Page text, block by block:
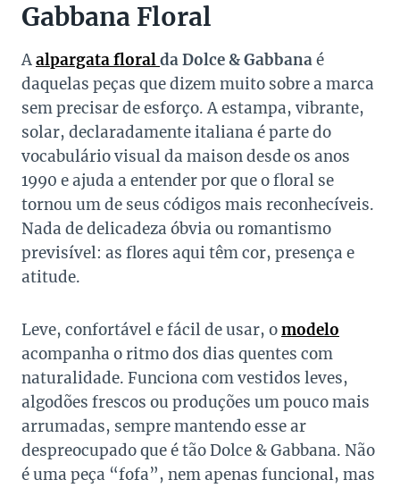
Gabbana Floral
Aalpargata floralda Dolce & Gabbanaé
daquelas peças que dizem muito sobre a marca
sem precisar de esforço. A estampa, vibrante,
solar, declaradamente italiana é parte do
vocabulário visual da maison desde os anos
1990 e ajuda a entender por que o floral se
tornou um de seus códigos mais reconhecíveis.
Nada de delicadeza óbvia ou romantismo
previsível: as flores aqui têm cor, presença e
atitude.
Leve, confortável e fácil de usar, omodelo
acompanha o ritmo dos dias quentes com
naturalidade. Funciona com vestidos leves,
algodões frescos ou produções um pouco mais
arrumadas, sempre mantendo esse ar
despreocupado que é tão Dolce & Gabbana. Não
é uma peça “fofa”, nem apenas funcional, mas